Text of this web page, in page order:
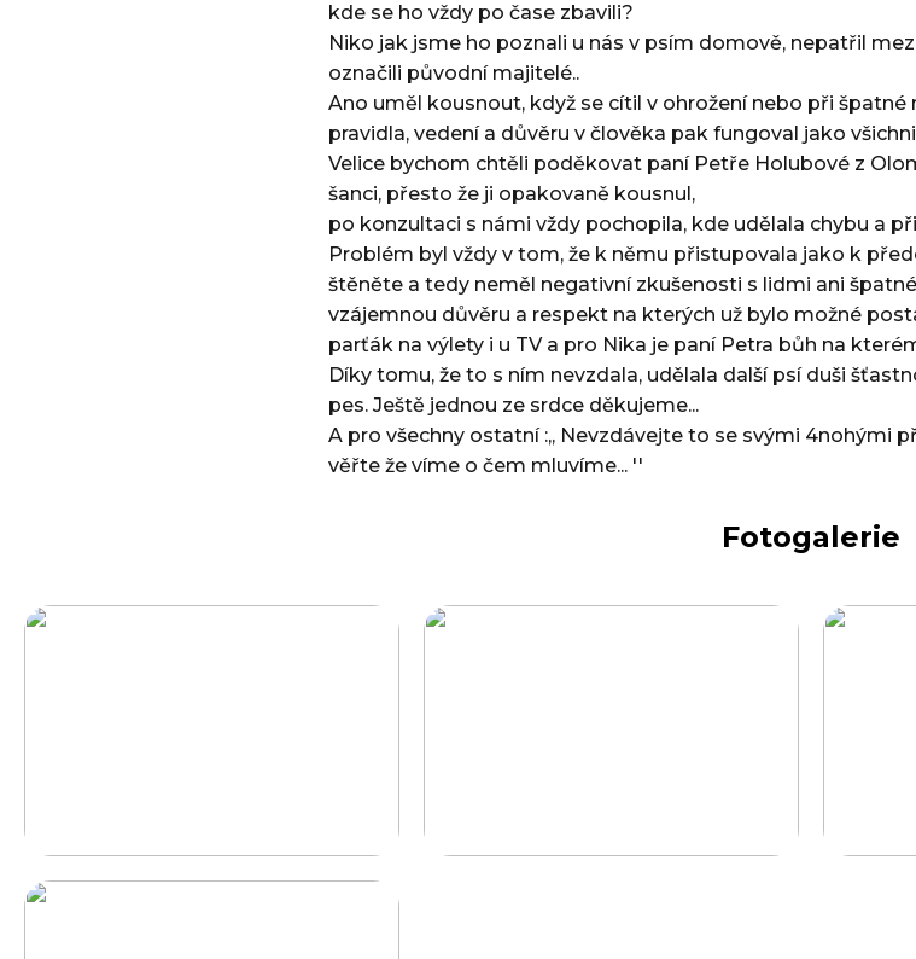
kde se ho vždy po čase zbavili?
Niko jak jsme ho poznali u nás v psím domově, nepatřil
označili původní majitelé..
Ano uměl kousnout, když se cítil v ohrožení nebo při
pravidla, vedení a důvěru v člověka pak fungoval jako
Velice bychom chtěli poděkovat paní Petře Holubové z
šanci, přesto že ji opakovaně kousnul,
po konzultaci s námi vždy pochopila, kde udělala chybu a
Problém byl vždy v tom, že k němu přistupovala jako k
štěněte a tedy neměl negativní zkušenosti s lidmi ani
vzájemnou důvěru a respekt na kterých už bylo možné
parťák na výlety i u TV a pro Nika je paní Petra bůh na
Díky tomu, že to s ním nevzdala, udělala další psí duši
pes. Ještě jednou ze srdce děkujeme...
A pro všechny ostatní :,, Nevzdávejte to se svými 4nohými
věřte že víme o čem mluvíme... ''
Fotogalerie